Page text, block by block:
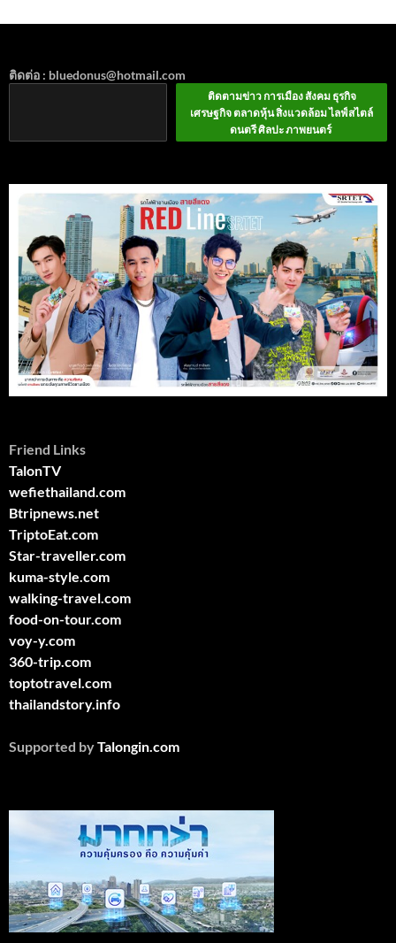
ติดต่อ : bluedonus@hotmail.com
ติดตามข่าว การเมือง สังคม ธุรกิจ
เศรษฐกิจ ตลาดหุ้น สิ่งแวดล้อม ไลฟ์สไตล์
ดนตรี ศิลปะ ภาพยนตร์
Friend Links
TalonTV
wefiethailand.com
Btripnews.net
TriptoEat.com
Star-traveller.com
kuma-style.com
walking-travel.com
food-on-tour.com
voy-y.com
360-trip.com
toptotravel.com
thailandstory.info
Supported byTalongin.com